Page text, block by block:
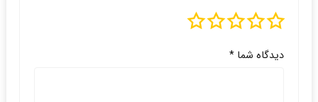
دیدگاه شما *